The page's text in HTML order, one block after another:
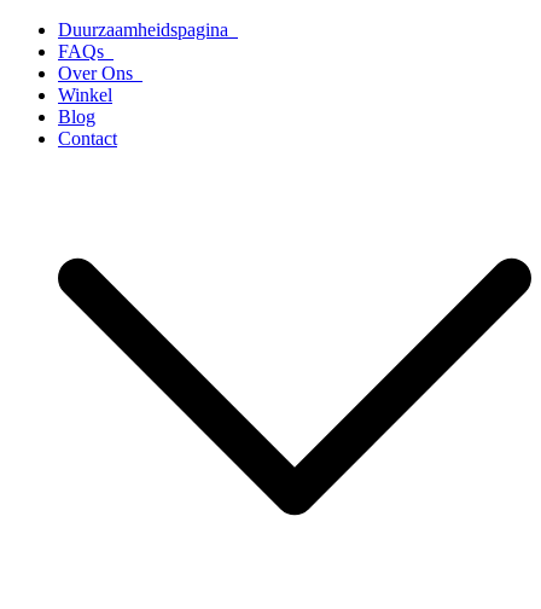
naar
inhoud
Duurzaamheidspagina
FAQs
Over Ons
Winkel
Blog
Contact